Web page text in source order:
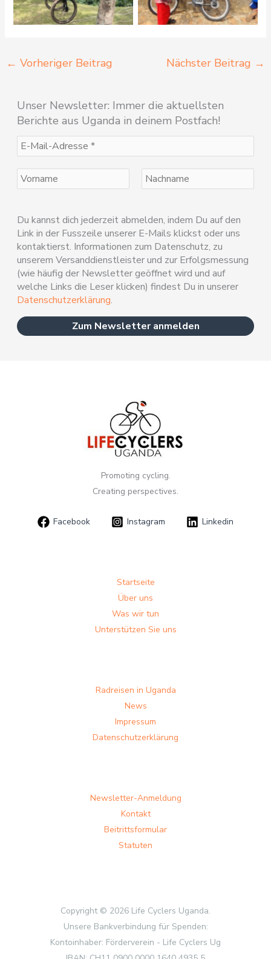
← Vorheriger Beitrag Nächster Beitrag →
Unser Newsletter: Immer die aktuellsten
Berichte aus Uganda in deinem Postfach!
Du kannst dich jederzeit abmelden, indem Du auf den
Link in der Fusszeile unserer E-Mails klickst oder uns
kontaktierst. Informationen zum Datenschutz, zu
unserem Versanddienstleister und zur Erfolgsmessung
(wie häufig der Newsletter geöffnet wird und auf
welche Links die Leser klicken) findest Du in unserer
Datenschutzerklärung.
Promoting cycling.
Creating perspectives.
Facebook Instagram Linkedin
Startseite
Über uns
Was wir tun
Unterstützen Sie uns
Radreisen in Uganda
News
Impressum
Datenschutzerklärung
Newsletter-Anmeldung
Kontakt
Beitrittsformular
Statuten
Copyright © 2026 Life Cyclers Uganda.
Unsere Bankverbindung für Spenden:
Kontoinhaber: Förderverein - Life Cyclers Ug